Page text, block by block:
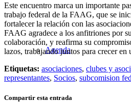
Agenda
Este encuentro marca un importante
trabajo federal de la FAAG, que se
fortalecer la relación con las
FAAG agradece a los anfitriones por
colaboración, y reafirma su
lazos, trabajando juntos para crecer en
Etiquetas: asociaciones, clubes y
representantes, Socios, subcomision
Compartir esta entrada